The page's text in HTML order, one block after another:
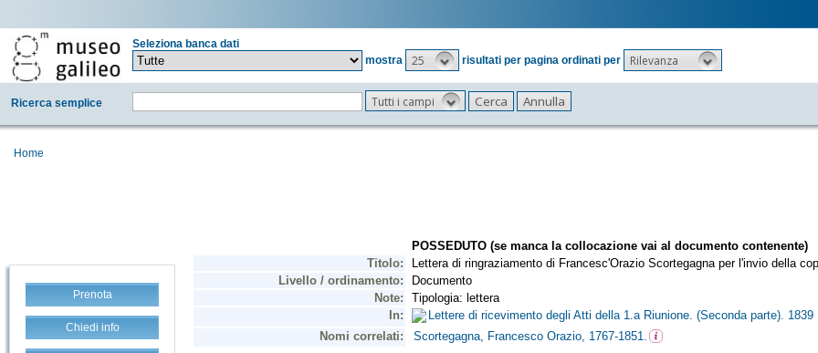
Seleziona banca dati
mostra
25 risultati per pagina ordinati per Rilevanza
Ricerca semplice Tutti i campi
Home
Prenota
Chiedi info